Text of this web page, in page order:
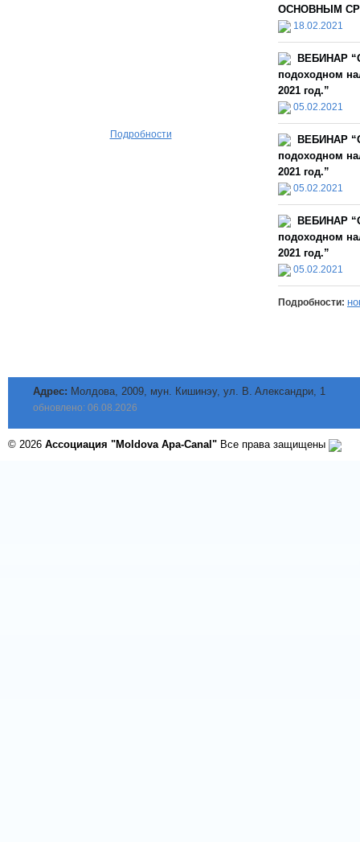
Подробности
ОСНОВНЫМ
18.02.2021
ВЕБИНАР
подоходном
2021 год.”
05.02.2021
ВЕБИНАР
подоходном
2021 год.”
05.02.2021
ВЕБИНАР
подоходном
2021 год.”
05.02.2021
Подробности:
Адрес: Молдова, 2009, мун. Кишинэу, ул. B. Aлександри, 1
обновлено: 06.08.2026
© 2026 Ассоциация "Moldova Apa-Canal" Все права защищены